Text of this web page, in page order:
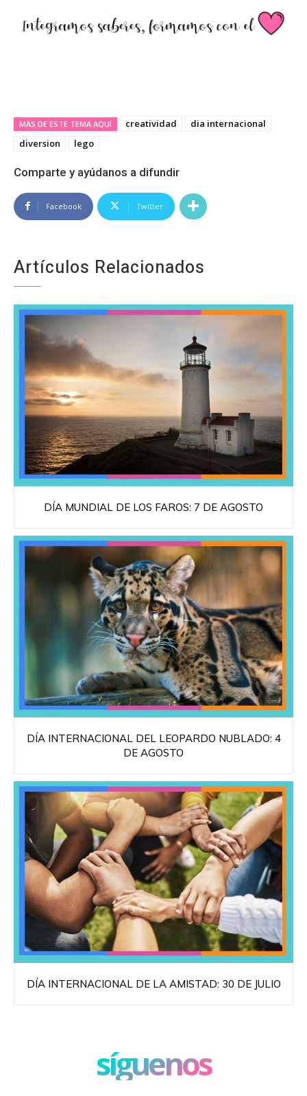
MÁS DE ESTE TEMA AQUÏ creatividad
dia internacional
diversion
lego
Comparte y ayúdanos a difundir
Facebook Twitter
Artículos Relacionados
DÍA MUNDIAL DE LOS FAROS: 7 DE AGOSTO
DÍA INTERNACIONAL DEL LEOPARDO NUBLADO: 4
DE AGOSTO
DÍA INTERNACIONAL DE LA AMISTAD: 30 DE JULIO
síguenos